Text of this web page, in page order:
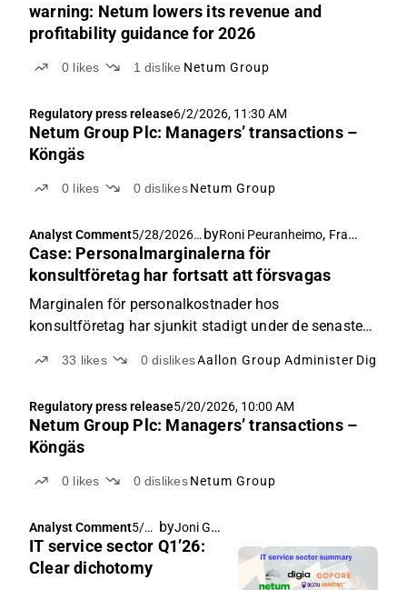
warning: Netum lowers its revenue and
profitability guidance for 2026
0 likes 1 dislike Netum Group
Regulatory press release6/2/2026, 11:30 AM
Netum Group Plc: Managers’ transactions –
Köngäs
0 likes 0 dislikes Netum Group
Analyst Comment5/28/2026,
5:36 AM
byRoni Peuranheimo, Frans-Mikael Rostedt
Case: Personalmarginalerna för
konsultföretag har fortsatt att försvagas
Marginalen för personalkostnader hos
konsultföretag har sjunkit stadigt under de senaste
33 likes 0dislikesAallon Group Administer Digia
Regulatory press release5/20/2026, 10:00 AM
Netum Group Plc: Managers’ transactions –
Köngäs
0 likes 0 dislikes Netum Group
Analyst Comment5/1
3/2
026,
7:12
by Joni Grönqvist
IT service sector Q1’26:
Clear dichotomy